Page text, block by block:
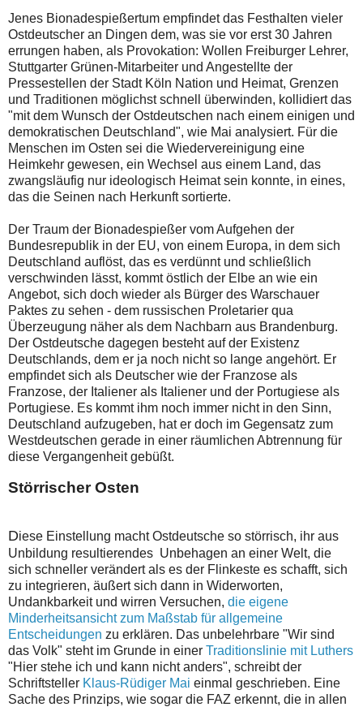
Jenes Bionadespießertum empfindet das Festhalten vieler
Ostdeutscher an Dingen dem, was sie vor erst 30 Jahren
errungen haben, als Provokation: Wollen Freiburger Lehrer,
Stuttgarter Grünen-Mitarbeiter und Angestellte der
Pressestellen der Stadt Köln Nation und Heimat, Grenzen
und Traditionen möglichst schnell überwinden, kollidiert das
"mit dem Wunsch der Ostdeutschen nach einem einigen und
demokratischen Deutschland", wie Mai analysiert. Für die
Menschen im Osten sei die Wiedervereinigung eine
Heimkehr gewesen, ein Wechsel aus einem Land, das
zwangsläufig nur ideologisch Heimat sein konnte, in eines,
das die Seinen nach Herkunft sortierte.
Der Traum der Bionadespießer vom Aufgehen der
Bundesrepublik in der EU, von einem Europa, in dem sich
Deutschland auflöst, das es verdünnt und schließlich
verschwinden lässt, kommt östlich der Elbe an wie ein
Angebot, sich doch wieder als Bürger des Warschauer
Paktes zu sehen - dem russischen Proletarier qua
Überzeugung näher als dem Nachbarn aus Brandenburg.
Der Ostdeutsche dagegen besteht auf der Existenz
Deutschlands, dem er ja noch nicht so lange angehört. Er
empfindet sich als Deutscher wie der Franzose als
Franzose, der Italiener als Italiener und der Portugiese als
Portugiese. Es kommt ihm noch immer nicht in den Sinn,
Deutschland aufzugeben, hat er doch im Gegensatz zum
Westdeutschen gerade in einer räumlichen Abtrennung für
diese Vergangenheit gebüßt.
Störrischer Osten
Diese Einstellung macht Ostdeutsche so störrisch, ihr aus
Unbildung resultierendes Unbehagen an einer Welt, die
sich schneller verändert als es der Flinkeste es schafft, sich
zu integrieren, äußert sich dann in Widerworten,
Undankbarkeit und wirren Versuchen, die eigene
Minderheitsansicht zum Maßstab für allgemeine
Entscheidungen zu erklären. Das unbelehrbare "Wir sind
das Volk" steht im Grunde in einer Traditionslinie mit Luthers
"Hier stehe ich und kann nicht anders", schreibt der
Schriftsteller Klaus-Rüdiger Mai einmal geschrieben. Eine
Sache des Prinzips, wie sogar die FAZ erkennt, die in allen